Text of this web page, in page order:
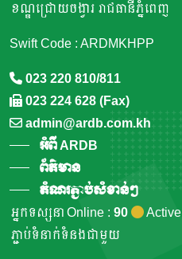
ខណ្ឌជ្រោយចង្វារ រាជធានីភ្នំពេញ
Swift Code : ARDMKHPP
023 220 810/811
023 224 628 (Fax)
admin@ardb.com.kh
អំពី ARDB
ព័ត៌មាន
តំណរភ្ជាប់សំខាន់ៗ
អ្នកទស្សនា Online : 90
Active
ភ្ជាប់ទំនាក់ទំនងជាមួយ